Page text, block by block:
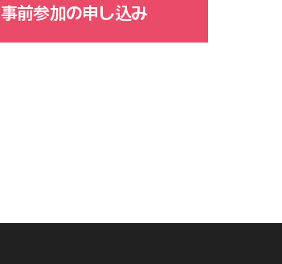
事前参加の申し込み